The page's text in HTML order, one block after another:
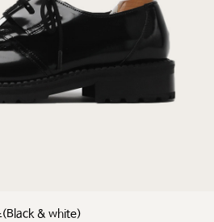
(Black & white)